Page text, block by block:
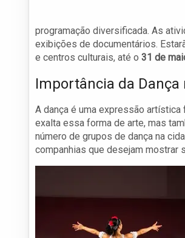
programação diversificada. As
exibições de documentários.
e centros culturais, até o 31 de
Importância da Dança
A dança é uma expressão
exalta essa forma de arte, mas
número de grupos de dança na
companhias que desejam mostrar